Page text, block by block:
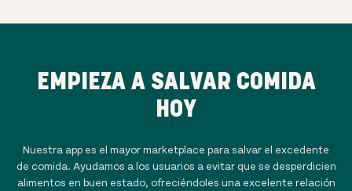
EMPIEZA A SALVAR COMIDA
HOY
Nuestra app es el mayor marketplace para salvar el excedente
de comida. Ayudamos a los usuarios a evitar que se desperdicien
alimentos en buen estado, ofreciéndoles una excelente relación